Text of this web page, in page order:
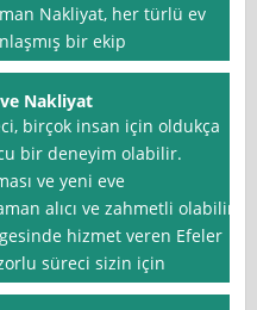
Nakliyat, her türlü ev
bir ekip
Nakliyat
birçok insan için oldukça
bir deneyim olabilir.
ve yeni eve
alıcı ve zahmetli olabilir.
hizmet veren Efeler
süreci sizin için